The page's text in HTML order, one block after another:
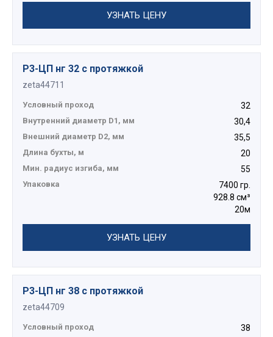
УЗНАТЬ ЦЕНУ
Р3-ЦП нг 32 с протяжкой
zeta44711
Условный проход 32
Внутренний диаметр D1, мм 30,4
Внешний диаметр D2, мм 35,5
Длина бухты, м 20
Мин. радиус изгиба, мм 55
Упаковка
7400 гр.
928.8 см³
20м
УЗНАТЬ ЦЕНУ
Р3-ЦП нг 38 с протяжкой
zeta44709
Условный проход 38